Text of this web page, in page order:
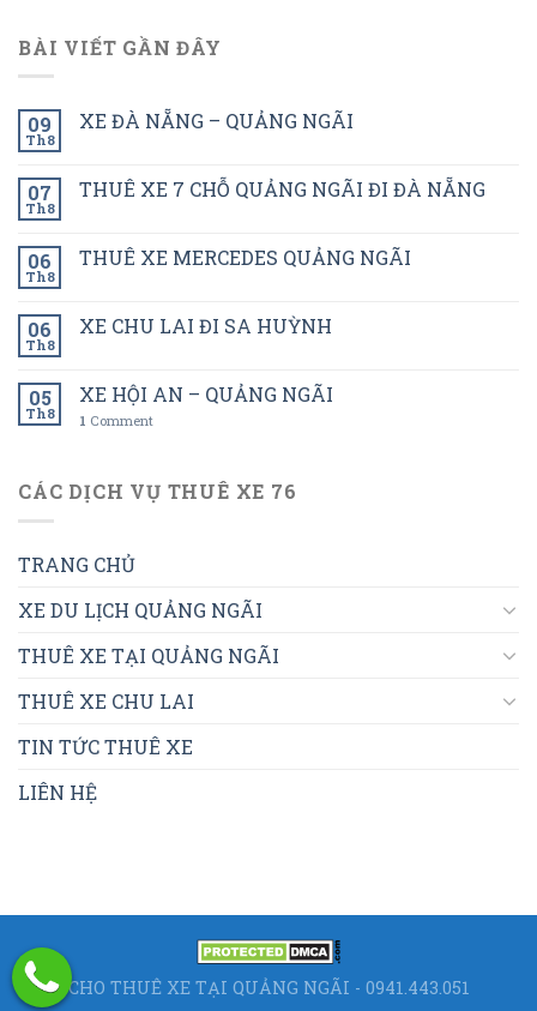
BÀI VIẾT GẦN ĐÂY
09
Th8
XE ĐÀ NẴNG – QUẢNG NGÃI
07
Th8
THUÊ XE 7 CHỖ QUẢNG NGÃI ĐI ĐÀ NẴNG
06
Th8
THUÊ XE MERCEDES QUẢNG NGÃI
06
Th8
XE CHU LAI ĐI SA HUỲNH
05
Th8
XE HỘI AN – QUẢNG NGÃI
1 Comment
CÁC DỊCH VỤ THUÊ XE 76
TRANG CHỦ
XE DU LỊCH QUẢNG NGÃI
THUÊ XE TẠI QUẢNG NGÃI
THUÊ XE CHU LAI
TIN TỨC THUÊ XE
LIÊN HỆ
CHO THUÊ XE TẠI QUẢNG NGÃI - 0941.443.051